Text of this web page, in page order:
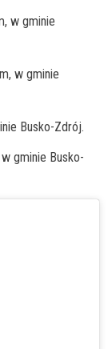
w gminie
w gminie
Busko-Zdrój.
gminie Busko-